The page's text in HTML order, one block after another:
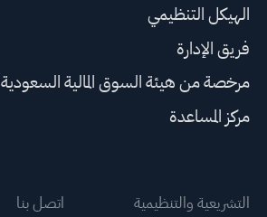
الهيكل التنظيمي
فريق الإدارة
مرخصة من هيئة السوق المالية السعودية
مركز المساعدة
التشريعية والتنظيمية اتصل بنا